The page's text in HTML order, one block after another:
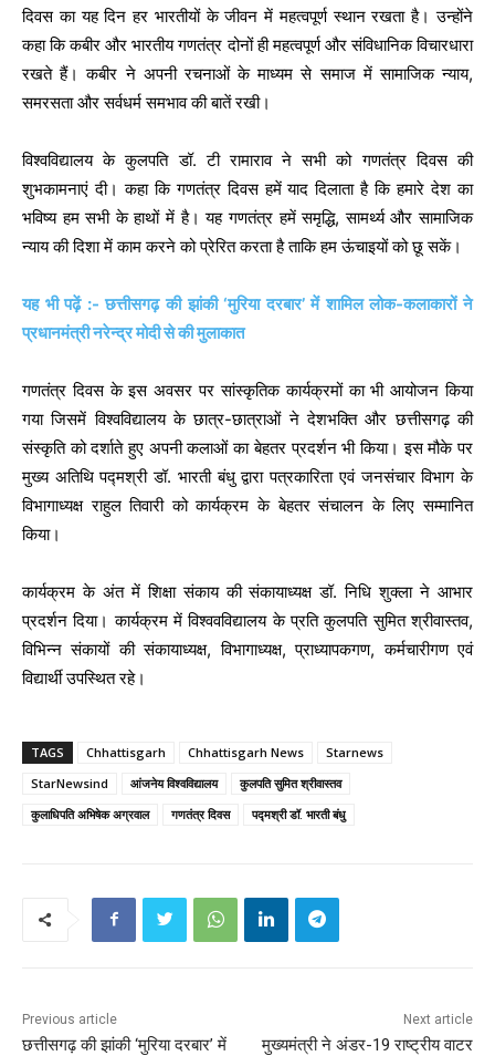
दिवस का यह दिन हर भारतीयों के जीवन में महत्वपूर्ण स्थान रखता है। उन्होंने
कहा कि कबीर और भारतीय गणतंत्र दोनों ही महत्वपूर्ण और संविधानिक विचारधारा
रखते हैं। कबीर ने अपनी रचनाओं के माध्यम से समाज में सामाजिक न्याय,
समरसता और सर्वधर्म समभाव की बातें रखी।
विश्वविद्यालय के कुलपति डॉ. टी रामाराव ने सभी को गणतंत्र दिवस की
शुभकामनाएं दी। कहा कि गणतंत्र दिवस हमें याद दिलाता है कि हमारे देश का
भविष्य हम सभी के हाथों में है। यह गणतंत्र हमें समृद्धि, सामर्थ्य और सामाजिक
न्याय की दिशा में काम करने को प्रेरित करता है ताकि हम ऊंचाइयों को छू सकें।
यह भी पढ़ें :- छत्तीसगढ़ की झांकी ‘मुरिया दरबार’ में शामिल लोक-कलाकारों ने
प्रधानमंत्री नरेन्द्र मोदी से की मुलाकात
गणतंत्र दिवस के इस अवसर पर सांस्कृतिक कार्यक्रमों का भी आयोजन किया
गया जिसमें विश्वविद्यालय के छात्र-छात्राओं ने देशभक्ति और छत्तीसगढ़ की
संस्कृति को दर्शाते हुए अपनी कलाओं का बेहतर प्रदर्शन भी किया। इस मौके पर
मुख्य अतिथि पद्मश्री डॉ. भारती बंधु द्वारा पत्रकारिता एवं जनसंचार विभाग के
विभागाध्यक्ष राहुल तिवारी को कार्यक्रम के बेहतर संचालन के लिए सम्मानित
किया।
कार्यक्रम के अंत में शिक्षा संकाय की संकायाध्यक्ष डॉ. निधि शुक्ला ने आभार
प्रदर्शन दिया। कार्यक्रम में विश्ववविद्यालय के प्रति कुलपति सुमित श्रीवास्तव,
विभिन्न संकायों की संकायाध्यक्ष, विभागाध्यक्ष, प्राध्यापकगण, कर्मचारीगण एवं
विद्यार्थी उपस्थित रहे।
TAGS Chhattisgarh Chhattisgarh News
Starnews
StarNewsind
आंजनेय विश्वविद्यालय
कुलपति सुमित श्रीवास्तव
कुलाधिपति अभिषेक अग्रवाल
गणतंत्र दिवस पद्मश्री डॉ. भारती बंधु
Previous article
छत्तीसगढ़ की झांकी ‘मुरिया दरबार’ में
Next article
मुख्यमंत्री ने अंडर-19 राष्ट्रीय वाटर